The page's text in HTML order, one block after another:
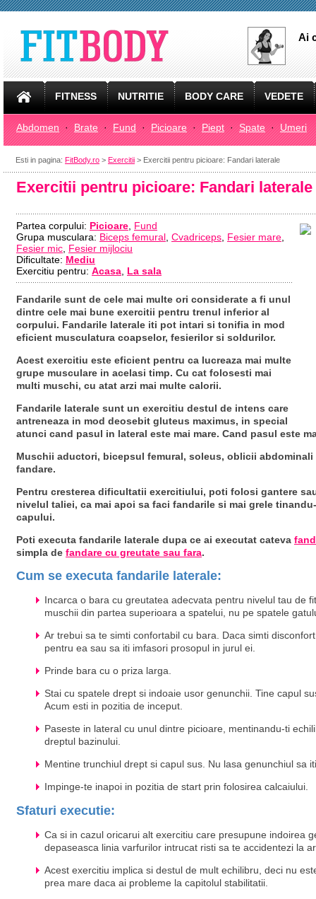
Ai
FITNESS NUTRITIE BODY CARE VEDETE
Abdomen · Brate · Fund · Picioare · Piept · Spate · Umeri
Esti in pagina: FitBody.ro > Exercitii > Exercitii pentru picioare: Fandari laterale
Exercitii pentru picioare: Fandari laterale
Partea corpului: Picioare Fund
Grupa musculara: Biceps femural Cvadriceps Fesier mare
Fesier mic Fesier mijlociu
Dificultate: Mediu
Exercitiu pentru: Acasa La sala
Fandarile sunt de cele mai multe ori considerate a fi unul
dintre cele mai bune exercitii pentru trenul inferior al
corpului. Fandarile laterale iti pot intari si tonifia in mod
eficient musculatura coapselor, fesierilor si soldurilor.
Acest exercitiu este eficient pentru ca lucreaza mai multe
grupe musculare in acelasi timp. Cu cat folosesti mai
multi muschi, cu atat arzi mai multe calorii.
Fandarile laterale sunt un exercitiu destul de intens care
antreneaza in mod deosebit gluteus maximus, in special
atunci cand pasul in lateral este mai mare. Cand pasul este
Muschii aductori, bicepsul femural, soleus, oblicii
fandare.
Pentru cresterea dificultatii exercitiului, poti folosi gantere
nivelul taliei, ca mai apoi sa faci fandarile si mai grele
capului.
Poti executa fandarile laterale dupa ce ai executat cateva
simpla de fandare cu greutate sau fara.
Cum se executa fandarile laterale:
Incarca o bara cu greutatea adecvata pentru nivelul tau de
muschii din partea superioara a spatelui, nu pe spatele
Ar trebui sa te simti confortabil cu bara. Daca simti
pentru ea sau sa iti imfasori prosopul in jurul ei.
Prinde bara cu o priza larga.
Stai cu spatele drept si indoaie usor genunchii. Tine capul
Acum esti in pozitia de inceput.
Paseste in lateral cu unul dintre picioare, mentinandu-ti
dreptul bazinului.
Mentine trunchiul drept si capul sus. Nu lasa genunchiul sa
Impinge-te inapoi in pozitia de start prin folosirea calcaiului.
Sfaturi executie:
Ca si in cazul oricarui alt exercitiu care presupune indoirea
depaseasca linia varfurilor intrucat risti sa te accidentezi la
Acest exercitiu implica si destul de mult echilibru, deci nu
prea mare daca ai probleme la capitolul stabilitatii.